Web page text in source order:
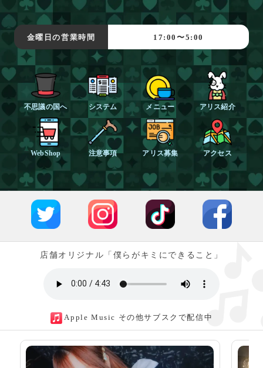
金曜日の営業時間 17:00〜5:00
不思議の国へ システム メニュー アリス紹介
WebShop 注意事項 アリス募集 アクセス
店舗オリジナル「僕らがキミにできること」
Apple Music その他サブスクで配信中